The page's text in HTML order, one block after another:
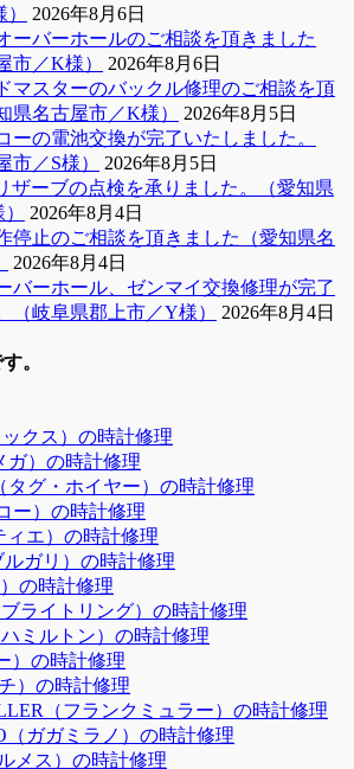
2026年8月6日
ーバーホールのご相談を頂きました
市／K様）
2026年8月6日
マスターのバックル修理のご相談を頂
県名古屋市／K様）
2026年8月5日
ーの電池交換が完了いたしました。
市／S様）
2026年8月5日
ザーブの点検を承りました。（愛知県
2026年8月4日
停止のご相談を頂きました（愛知県名
2026年8月4日
バーホール、ゼンマイ交換修理が完了
（岐阜県郡上市／Y様）
2026年8月4日
。
クス）の時計修理
ガ）の時計修理
タグ・ホイヤー）の時計修理
ー）の時計修理
ィエ）の時計修理
ガリ）の時計修理
の時計修理
ライトリング）の時計修理
ミルトン）の時計修理
）の時計修理
）の時計修理
（フランクミュラー）の時計修理
（ガガミラノ）の時計修理
メス）の時計修理